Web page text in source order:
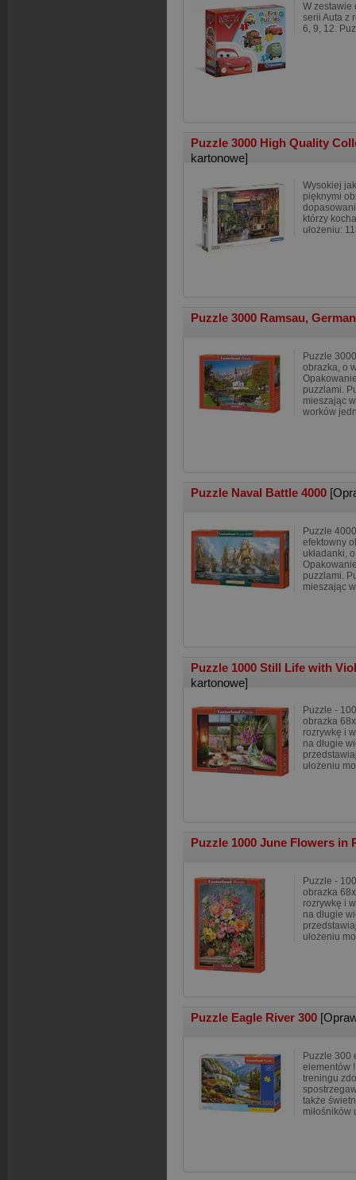
W zestawie
serii Auta z
6, 9, 12.
Puzzle 3000 High Quality
kartonowe]
Wysokiej
pięknymi
którzy
ułożeniu:
Puzzle 3000 Ramsau,
Puzzle
obrazka, o
puzzlami.
mieszając
worków
Puzzle Naval Battle 4000
Puzzle
efektowny
układanki,
puzzlami.
mieszając
Puzzle 1000 Still Life with
kartonowe]
Puzzle -
obrazka
rozrywkę i
na długie
ułożeniu
Puzzle 1000 June Flowers in
Puzzle -
obrazka
rozrywkę i
na długie
ułożeniu
Puzzle Eagle River 300
Puzzle 300
elementów
treningu
także
miłośników